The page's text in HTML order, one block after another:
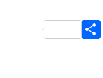
Share